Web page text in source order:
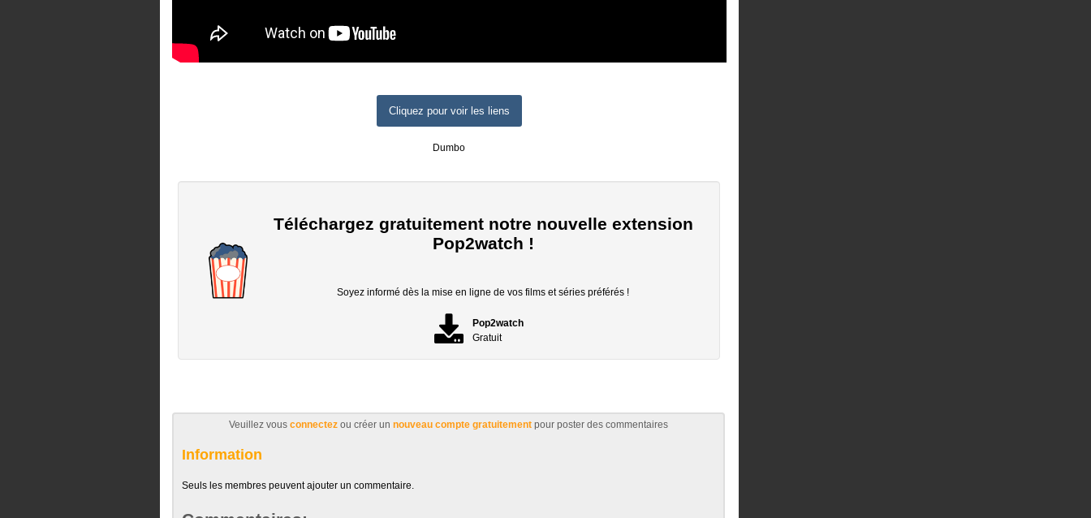
Cliquez pour voir les liens
Dumbo
Téléchargez gratuitement notre nouvelle extension
Pop2watch !
Soyez informé dès la mise en ligne de vos films et séries préférés !
Pop2watch
Gratuit
Veuillez vous connectez ou créer un nouveau compte gratuitement pour poster des commentaires
Information
Seuls les membres peuvent ajouter un commentaire.